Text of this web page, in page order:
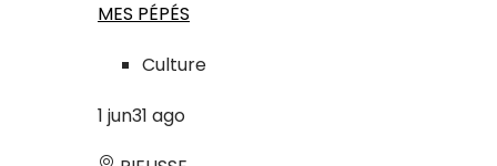
MES PÉPÉS
Culture
1 jun31 ago